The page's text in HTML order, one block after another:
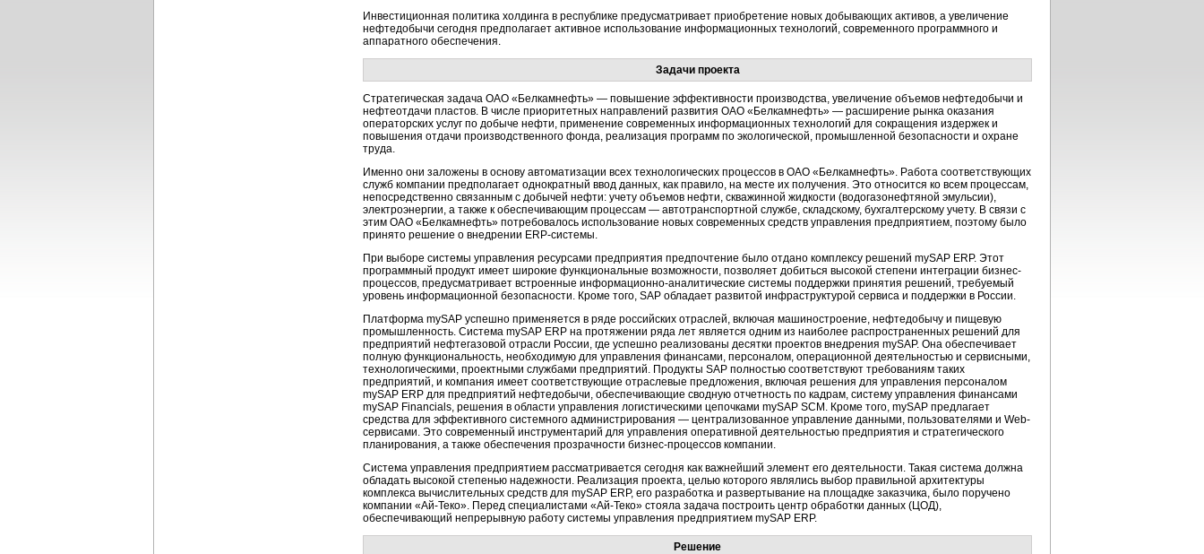
Инвестиционная политика холдинга в республике предусматривает приобретение новых добывающих активов, а увеличение
нефтедобычи сегодня предполагает активное использование информационных технологий, современного программного и
аппаратного обеспечения.
Задачи проекта
Стратегическая задача ОАО «Белкамнефть» — повышение эффективности производства, увеличение объемов нефтедобычи и
нефтеотдачи пластов. В числе приоритетных направлений развития ОАО «Белкамнефть» — расширение рынка оказания
операторских услуг по добыче нефти, применение современных информационных технологий для сокращения издержек и
повышения отдачи производственного фонда, реализация программ по экологической, промышленной безопасности и охране
труда.
Именно они заложены в основу автоматизации всех технологических процессов в ОАО «Белкамнефть». Работа соответствующих
служб компании предполагает однократный ввод данных, как правило, на месте их получения. Это относится ко всем процессам,
непосредственно связанным с добычей нефти: учету объемов нефти, скважинной жидкости (водогазонефтяной эмульсии),
электроэнергии, а также к обеспечивающим процессам — автотранспортной службе, складскому, бухгалтерскому учету. В связи с
этим ОАО «Белкамнефть» потребовалось использование новых современных средств управления предприятием, поэтому было
принято решение о внедрении ERP-системы.
При выборе системы управления ресурсами предприятия предпочтение было отдано комплексу решений mySAP ERP. Этот
программный продукт имеет широкие функциональные возможности, позволяет добиться высокой степени интеграции бизнес-
процессов, предусматривает встроенные информационно-аналитические системы поддержки принятия решений, требуемый
уровень информационной безопасности. Кроме того, SAP обладает развитой инфраструктурой сервиса и поддержки в России.
Платформа mySAP успешно применяется в ряде российских отраслей, включая машиностроение, нефтедобычу и пищевую
промышленность. Система mySAP ERP на протяжении ряда лет является одним из наиболее распространенных решений для
предприятий нефтегазовой отрасли России, где успешно реализованы десятки проектов внедрения mySAP. Она обеспечивает
полную функциональность, необходимую для управления финансами, персоналом, операционной деятельностью и сервисными,
технологическими, проектными службами предприятий. Продукты SAP полностью соответствуют требованиям таких
предприятий, и компания имеет соответствующие отраслевые предложения, включая решения для управления персоналом
mySAP ЕRP для предприятий нефтедобычи, обеспечивающие сводную отчетность по кадрам, систему управления финансами
mySAP Financials, решения в области управления логистическими цепочками mySAP SCM. Кроме того, mySAP предлагает
средства для эффективного системного администрирования — централизованное управление данными, пользователями и Web-
сервисами. Это современный инструментарий для управления оперативной деятельностью предприятия и стратегического
планирования, а также обеспечения прозрачности бизнес-процессов компании.
Система управления предприятием рассматривается сегодня как важнейший элемент его деятельности. Такая система должна
обладать высокой степенью надежности. Реализация проекта, целью которого являлись выбор правильной архитектуры
комплекса вычислительных средств для mySAP ERP, его разработка и развертывание на площадке заказчика, было поручено
компании «Ай-Теко». Перед специалистами «Ай-Теко» стояла задача построить центр обработки данных (ЦОД),
обеспечивающий непрерывную работу системы управления предприятием mySAP ERP.
Решение